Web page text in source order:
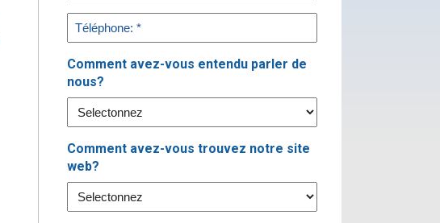
Phone
Comment avez-vous entendu parler de
nous?
Comment avez-vous trouvez notre site
web?